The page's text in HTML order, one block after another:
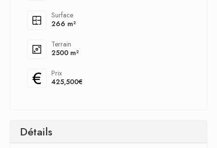
Surface
266 m²
Terrain
2500 m²
Prix
425,500€
Détails